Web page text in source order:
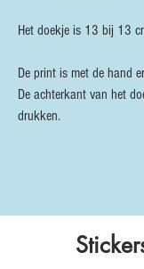
Het doekje is 13 bij 13
De print is met de hand
De achterkant van het
drukken.